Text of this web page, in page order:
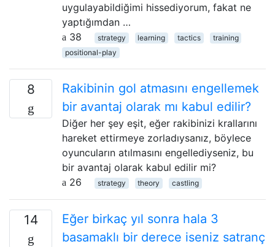
uygulayabildiğimi hissediyorum, fakat ne
yaptığımdan …
38
strategy learning tactics
training
positional-play
8
Rakibinin gol atmasını engellemek
bir avantaj olarak mı kabul edilir?
Diğer her şey eşit, eğer rakibinizi krallarını
hareket ettirmeye zorladıysanız, böylece
oyuncuların atılmasını engellediyseniz, bu
bir avantaj olarak kabul edilir mi?
26
strategy theory castling
14
Eğer birkaç yıl sonra hala 3
basamaklı bir derece iseniz satranç